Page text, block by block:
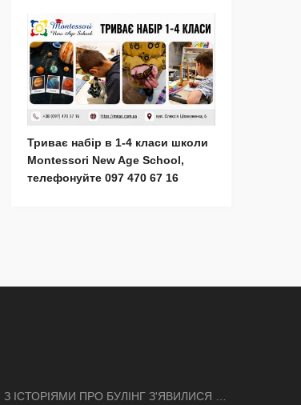
Триває набір в 1-4 класи школи
Montessori New Age School,
телефонуйте 097 470 67 16
ІСТОРІЯМИ ПРО БУЛІНГ З'ЯВИЛИСЯ В